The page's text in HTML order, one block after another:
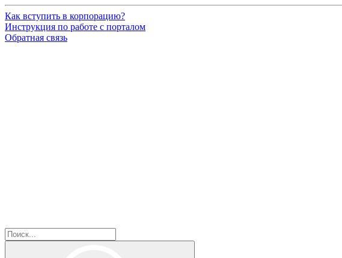
Как вступить в корпорацию?
Инструкция по работе с порталом
Обратная связь